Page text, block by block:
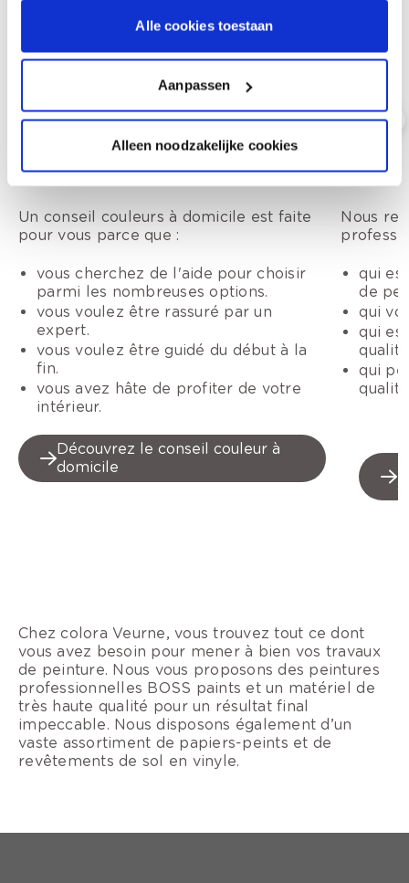
Alle cookies toestaan
Aanpassen
Alleen noodzakelijke cookies
Conseil couleur à domicile
Un conseil couleurs à domicile est faite
pour vous parce que :
vous cherchez de l'aide pour choisir
parmi les nombreuses options.
vous voulez être rassuré par un
expert.
vous voulez être guidé du début à la
fin.
vous avez hâte de profiter de votre
intérieur.
Découvrez le conseil couleur à
domicile
Nous
qui
de
qui
qui
qui
Chez colora Veurne, vous trouvez tout ce dont
vous avez besoin pour mener à bien vos travaux
de peinture. Nous vous proposons des peintures
professionnelles BOSS paints et un matériel de
très haute qualité pour un résultat final
impeccable. Nous disposons également d’un
vaste assortiment de papiers-peints et de
revêtements de sol en vinyle.